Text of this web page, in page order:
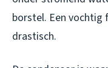
borstel. Een
drastisch.